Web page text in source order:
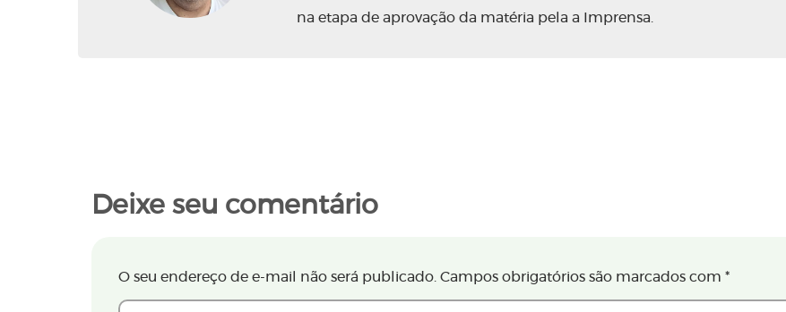
na etapa de aprovação da matéria pela a Imprensa.
Deixe seu comentário
O seu endereço de e-mail não será publicado. Campos obrigatórios são marcados com *